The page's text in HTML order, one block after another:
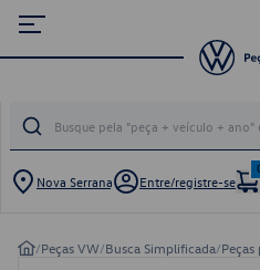
Nova Serrana Entre/registre-se
/Peças VW/Busca Simplificada/